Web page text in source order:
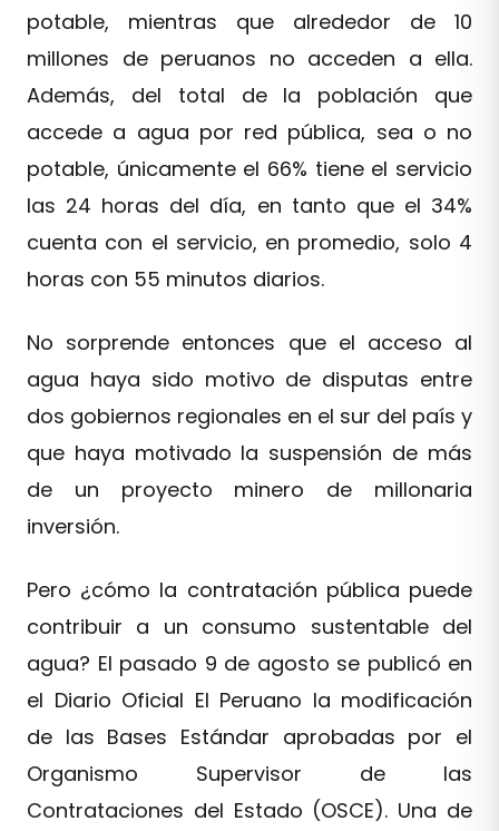
potable, mientras que alrededor de 10
millones de peruanos no acceden a ella.
Además, del total de la población que
accede a agua por red pública, sea o no
potable, únicamente el 66% tiene el servicio
las 24 horas del día, en tanto que el 34%
cuenta con el servicio, en promedio, solo 4
horas con 55 minutos diarios.
No sorprende entonces que el acceso al
agua haya sido motivo de disputas entre
dos gobiernos regionales en el sur del país y
que haya motivado la suspensión de más
de un proyecto minero de millonaria
inversión.
Pero ¿cómo la contratación pública puede
contribuir a un consumo sustentable del
agua? El pasado 9 de agosto se publicó en
el Diario Oficial El Peruano la modificación
de las Bases Estándar aprobadas por el
Organismo Supervisor de las
Contrataciones del Estado (OSCE). Una de